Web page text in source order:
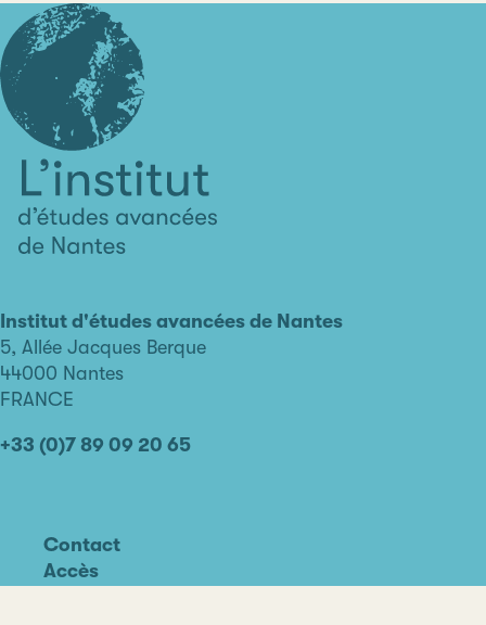
avancées
de
Nantes
Institut d'études avancées de Nantes
5, Allée Jacques Berque
44000 Nantes
FRANCE
+33 (0)7 89 09 20 65
Contact
Accès